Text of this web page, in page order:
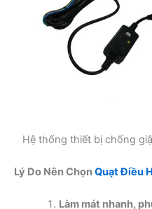
Hệ thống thiết bị chống
Lý Do Nên ChọnQuạt Điều
Làm mát nhanh,